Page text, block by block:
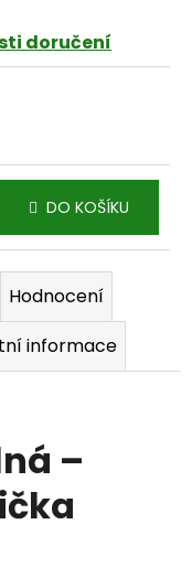
doručení
DO KOŠÍKU
Hodnocení
informace
–